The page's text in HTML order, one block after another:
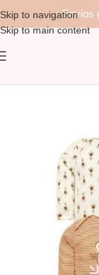
Skip to navigation
Skip to main content
Envíos